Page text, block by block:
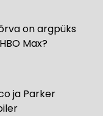
on argpüks
Max?
ja Parker